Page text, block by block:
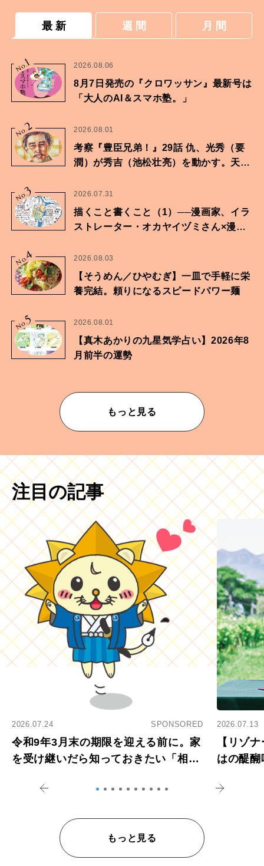
最 新 週 間 月 間
No.
1 2026.08.06
8月7日発売の『クロワッサン』最新号は
「大人のAI＆スマホ塾。」
No.2 2026.08.01
考察『豊臣兄弟！』29話 仇、光秀（要
潤）が秀吉（池松壮亮）を動かす。天下
No.3 2026.07.31
描くこと書くこと（1）──漫画家、イラ
ストレーター・オカヤイヅミさん×漫画
No.4 2026.08.03
【そうめん／ひやむぎ】一皿で手軽に栄
養完結。頼りになるスピードパワー麺
No.5 2026.08.01
【真木あかりの九星気学占い】2026年8
月前半の運勢
もっと見る
注目の記事
2026.07.24 SPONSORED
令和9年3月末の期限を迎える前に。家
を受け継いだら知っておきたい「相続
2026.07.13
【リゾ
はの醍
もっと見る